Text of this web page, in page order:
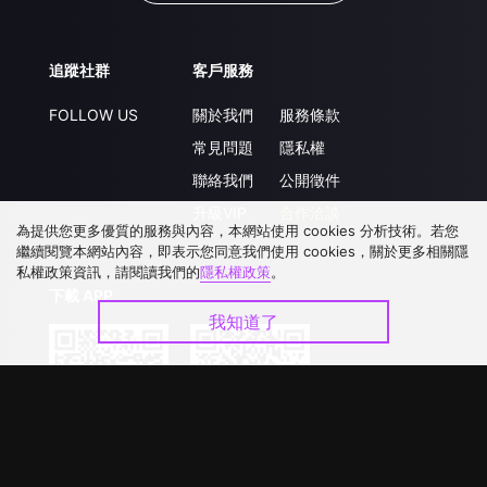
追蹤社群
FOLLOW US
客戶服務
關於我們
常見問題
聯絡我們
服務條款
隱私權
公開徵件
為提供您更多優質的服務與內容，本網站使用 cookies 分析技術。若您
繼續閱覽本網站內容，即表示您同意我們使用 cookies，關於更多相關隱
私權政策資訊，請閱讀我們的隱私權政策。
我知道了